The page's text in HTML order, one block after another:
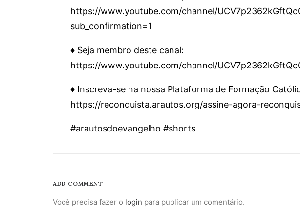
https://www.youtube.com/channel/
sub_confirmation=1
♦️ Seja membro deste canal:
https://www.youtube.com/channel/
♦️ Inscreva-se na nossa Plataforma de Formação
https://reconquista.arautos.org/assine-agora-
#arautosdoevangelho #shorts
ADD COMMENT
Você precisa fazer o login para publicar um comentário.